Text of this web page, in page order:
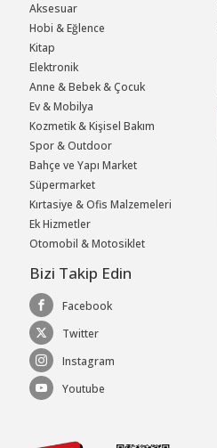
Aksesuar
Hobi & Eğlence
Kitap
Elektronik
Anne & Bebek & Çocuk
Ev & Mobilya
Kozmetik & Kişisel Bakım
Spor & Outdoor
Bahçe ve Yapı Market
Süpermarket
Kırtasiye & Ofis Malzemeleri
Ek Hizmetler
Otomobil & Motosiklet
Bizi Takip Edin
Facebook
Twitter
Instagram
Youtube